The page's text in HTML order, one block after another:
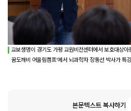
교보생명이 경기도 가평 교원비전센터에서 보호대상아
꿈도깨비 어울림캠프’에서 뇌과학자 장동선 박사가 특
본문텍스트 복사하기